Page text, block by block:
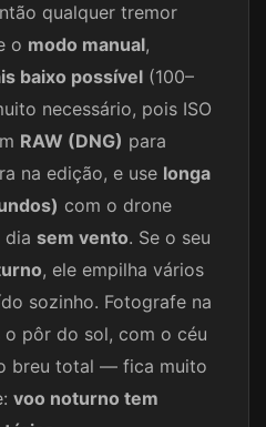
qualquer tremor
o modo manual,
baixo possível (100–
necessário, pois ISO
RAW (DNG) para
na edição, e use longa
com o drone
dia sem vento. Se o seu
, ele empilha vários
sozinho. Fotografe na
pôr do sol, com o céu
breu total — fica muito
voo noturno tem